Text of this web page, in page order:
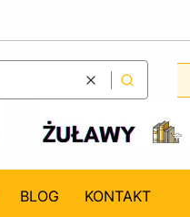
WyczyśćSzukaj
BLOG KONTAKT